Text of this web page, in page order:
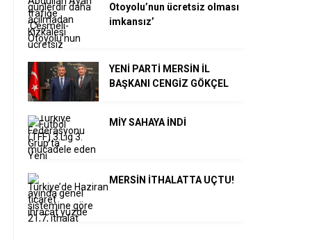
Otoyolu’nun ücretsiz olması
imkansız’
YENİ PARTİ MERSİN İL
BAŞKANI CENGİZ GÖKÇEL
MİY SAHAYA İNDİ
MERSİN İTHALATTA UÇTU!